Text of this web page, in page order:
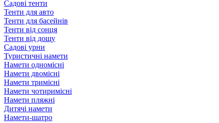
Садові тенти
Тенти для авто
Тенти для басейнів
Тенти від сонця
Тенти від дощу
Садові урни
Туристичні намети
Намети одномісні
Намети двомісні
Намети тримісні
Намети чотиримісні
Намети пляжні
Дитячі намети
Намети-шатро